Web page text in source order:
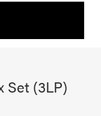
Set (3LP)